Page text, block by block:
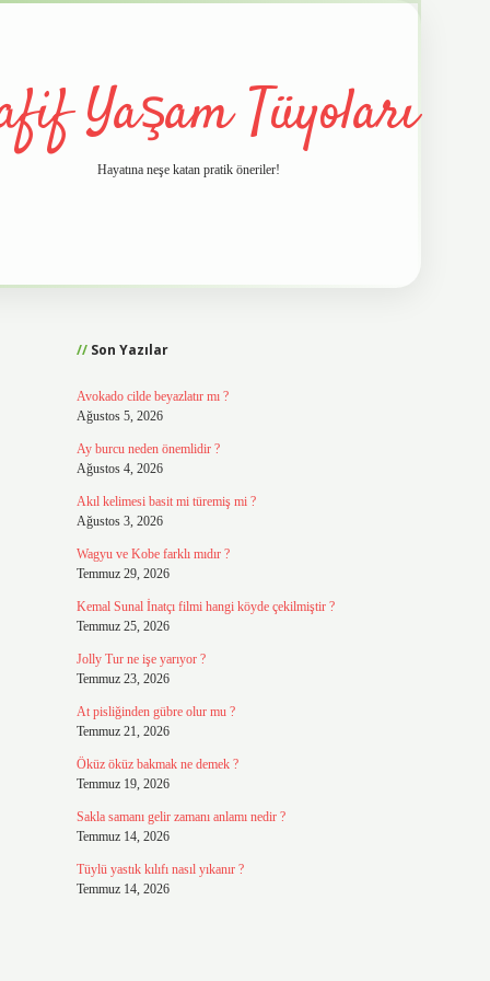
Yaşam Tüyoları
Hayatına neşe katan pratik öneriler!
Son Yazılar
Avokado cilde beyazlatır mı ?
Ağustos 5, 2026
Ay burcu neden önemlidir ?
Ağustos 4, 2026
Akıl kelimesi basit mi türemiş mi ?
Ağustos 3, 2026
Wagyu ve Kobe farklı mıdır ?
Temmuz 29, 2026
Kemal Sunal İnatçı filmi hangi köyde çekilmiştir ?
Temmuz 25, 2026
Jolly Tur ne işe yarıyor ?
Temmuz 23, 2026
At pisliğinden gübre olur mu ?
Temmuz 21, 2026
Öküz öküz bakmak ne demek ?
Temmuz 19, 2026
Sakla samanı gelir zamanı anlamı nedir ?
Temmuz 14, 2026
Tüylü yastık kılıfı nasıl yıkanır ?
Temmuz 14, 2026